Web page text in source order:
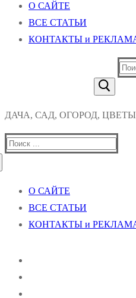
О САЙТЕ
ВСЕ СТАТЬИ
КОНТАКТЫ и
ДАЧА, САД, ОГОРОД,
Найти:
О САЙТЕ
ВСЕ СТАТЬИ
КОНТАКТЫ и